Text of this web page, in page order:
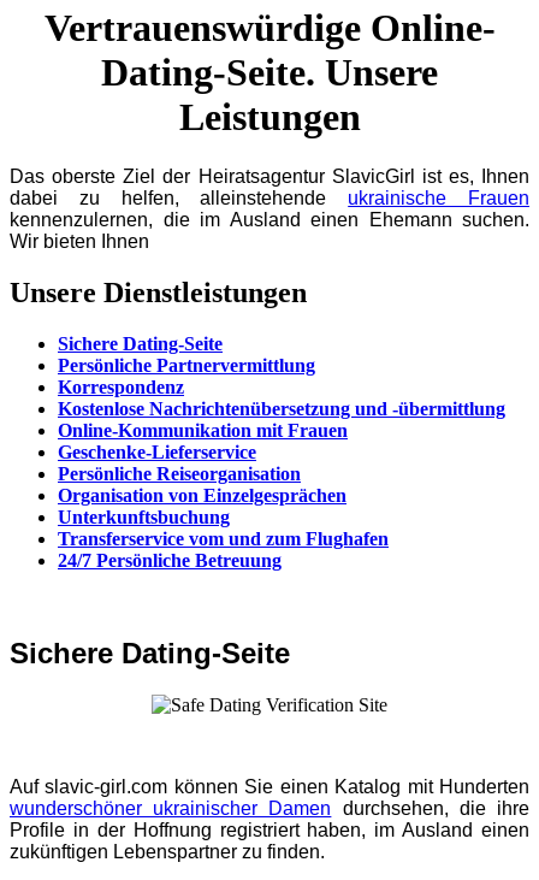
Vertrauenswürdige Online-
Dating-Seite. Unsere
Leistungen
Das oberste Ziel der Heiratsagentur SlavicGirl ist es, Ihnen
dabei zu helfen, alleinstehende ukrainische Frauen
kennenzulernen, die im Ausland einen Ehemann suchen.
Wir bieten Ihnen
Unsere Dienstleistungen
Sichere Dating-Seite
Persönliche Partnervermittlung
Korrespondenz
Kostenlose Nachrichtenübersetzung und -übermittlung
Online-Kommunikation mit Frauen
Geschenke-Lieferservice
Persönliche Reiseorganisation
Organisation von Einzelgesprächen
Unterkunftsbuchung
Transferservice vom und zum Flughafen
24/7 Persönliche Betreuung
Sichere Dating-Seite
Auf slavic-girl.com können Sie einen Katalog mit Hunderten
wunderschöner ukrainischer Damen durchsehen, die ihre
Profile in der Hoffnung registriert haben, im Ausland einen
zukünftigen Lebenspartner zu finden.